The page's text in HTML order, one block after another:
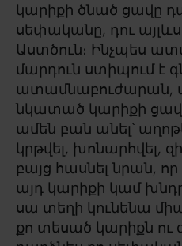
կարիքի ծնած ցավը
սեփականը, դու այլևս
Աստծուն։ Ինչպես
մարդուն ստիպում է
ատամնաբուժարան,
նկատած կարիքի
ամեն բան անել՝
կրթվել, խոնարհվել,
բայց հասնել նրան, որ
այդ կարիքի կամ
սա տեղի կունենա
քո տեսած կարիքն